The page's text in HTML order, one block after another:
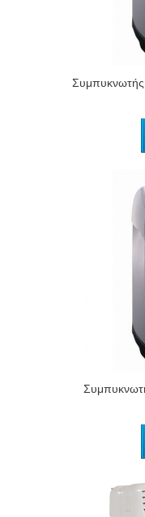
Συμπυκνωτής